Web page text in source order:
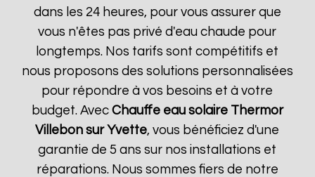
dans les 24 heures, pour vous assurer que
vous n'êtes pas privé d'eau chaude pour
longtemps. Nos tarifs sont compétitifs et
nous proposons des solutions personnalisées
pour répondre à vos besoins et à votre
budget. Avec Chauffe eau solaire Thermor
Villebon sur Yvette, vous bénéficiez d'une
garantie de 5 ans sur nos installations et
réparations. Nous sommes fiers de notre